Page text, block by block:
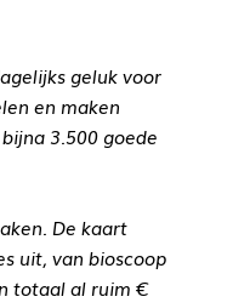
geluk voor
en maken
3.500 goede
De kaart
uit, van bioscoop
totaal al ruim €